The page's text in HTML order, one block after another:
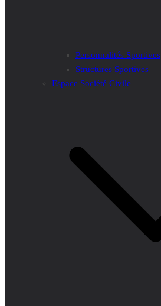
Personnalités Sportives
Structures Sportives
Espace Société Civile